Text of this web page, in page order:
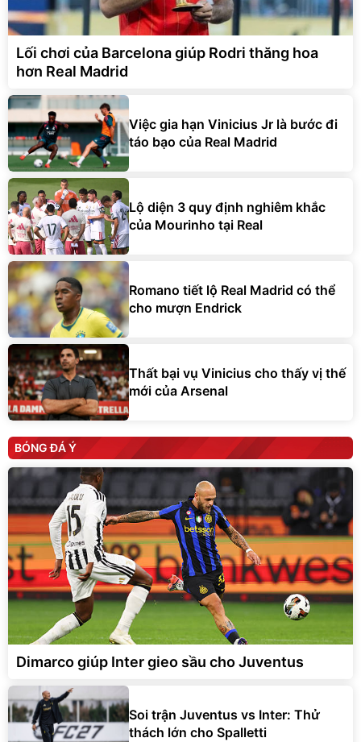
Lối chơi của Barcelona giúp Rodri thăng hoa
hơn Real Madrid
Việc gia hạn Vinicius Jr là bước đi
táo bạo của Real Madrid
Lộ diện 3 quy định nghiêm khắc
của Mourinho tại Real
Romano tiết lộ Real Madrid có thể
cho mượn Endrick
Thất bại vụ Vinicius cho thấy vị thế
mới của Arsenal
BÓNG ĐÁ Ý
Dimarco giúp Inter gieo sầu cho Juventus
Soi trận Juventus vs Inter: Thử
thách lớn cho Spalletti